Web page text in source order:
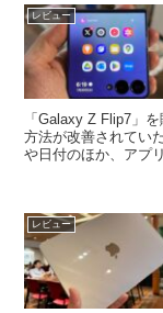
レビュー
「Galaxy Z Flip7」
方法が改善されてい
や日付のほか、アプ
レビュー